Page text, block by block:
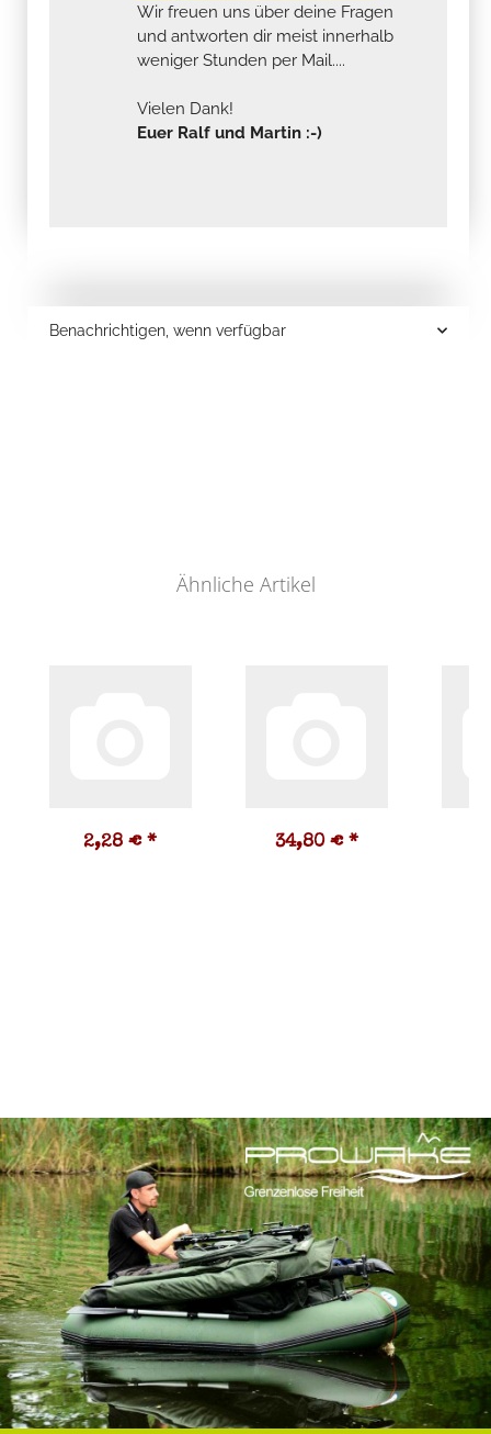
Wir freuen uns über deine Fragen
und antworten dir meist innerhalb
weniger Stunden per Mail....
Vielen Dank!
Euer Ralf und Martin :-)
Benachrichtigen, wenn verfügbar
Ähnliche Artikel
2,28 € * 34,80 € *